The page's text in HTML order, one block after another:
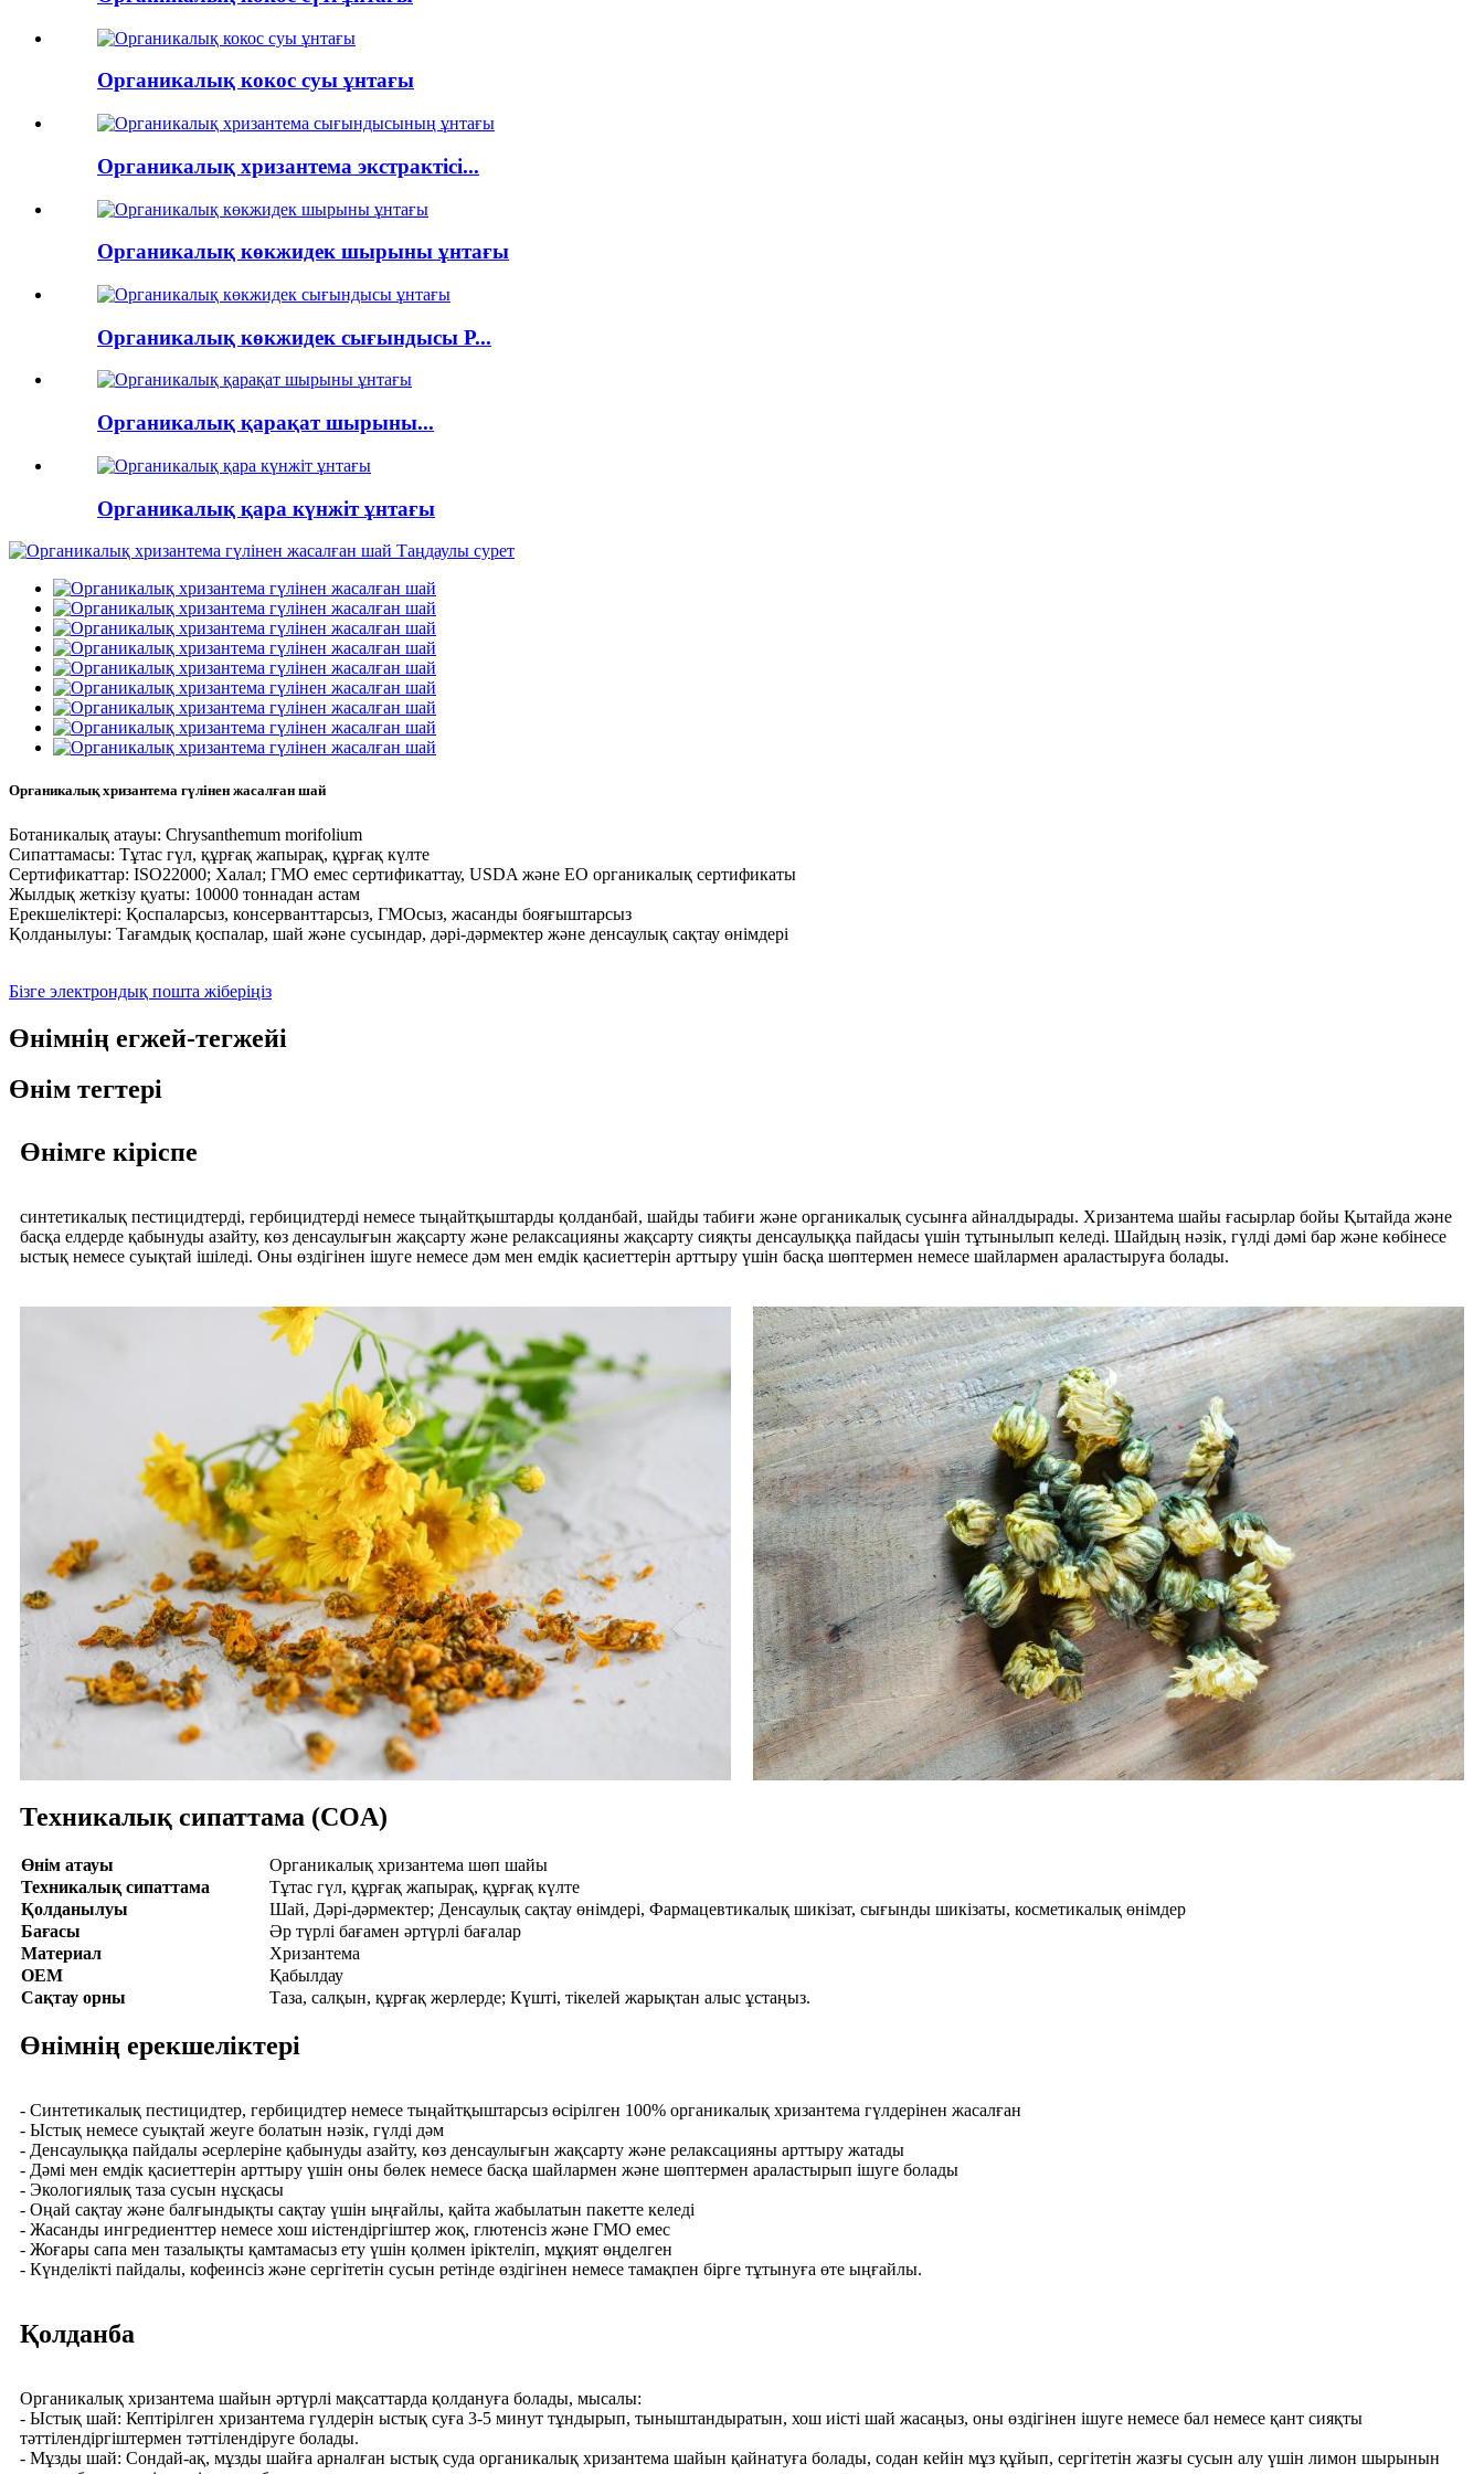
Органикалық кокос суы ұнтағы
Органикалық хризантема экстрактісі...
Органикалық көкжидек шырыны ұнтағы
Органикалық көкжидек сығындысы P...
Органикалық қарақат шырыны...
Органикалық қара күнжіт ұнтағы
Органикалық хризантема гүлінен жасалған шай
Ботаникалық атауы: Chrysanthemum morifolium
Сипаттамасы: Тұтас гүл, құрғақ жапырақ, құрғақ күлте
Сертификаттар: ISO22000; Халал; ГМО емес сертификаттау, USDA және EO органикалық сертификаты
Жылдық жеткізу қуаты: 10000 тоннадан астам
Ерекшеліктері: Қоспаларсыз, консерванттарсыз, ГМОсыз, жасанды бояғыштарсыз
Қолданылуы: Тағамдық қоспалар, шай және сусындар, дәрі-дәрмектер және денсаулық сақтау өнімдері
Бізге электрондық пошта жіберіңіз
Өнімнің егжей-тегжейі
Өнім тегтері
Өнімге кіріспе
синтетикалық пестицидтерді, гербицидтерді немесе тыңайтқыштарды қолданбай, шайды табиғи және органикалық сусынға айналдырады. Хризантема шайы ғасырлар бойы Қытайда және
басқа елдерде қабынуды азайту, көз денсаулығын жақсарту және релаксацияны жақсарту сияқты денсаулыққа пайдасы үшін тұтынылып келеді. Шайдың нәзік, гүлді дәмі бар және көбінесе
ыстық немесе суықтай ішіледі. Оны өздігінен ішуге немесе дәм мен емдік қасиеттерін арттыру үшін басқа шөптермен немесе шайлармен араластыруға болады.
Техникалық сипаттама (COA)
Өнім атауы
Органикалық хризантема шөп шайы
Техникалық сипаттама
Тұтас гүл, құрғақ жапырақ, құрғақ күлте
Қолданылуы
Шай, Дәрі-дәрмектер; Денсаулық сақтау өнімдері, Фармацевтикалық шикізат, сығынды шикізаты, косметикалық өнімдер
Бағасы
Әр түрлі бағамен әртүрлі бағалар
Материал
Хризантема
OEM
Қабылдау
Сақтау орны
Таза, салқын, құрғақ жерлерде; Күшті, тікелей жарықтан алыс ұстаңыз.
Өнімнің ерекшеліктері
- Синтетикалық пестицидтер, гербицидтер немесе тыңайтқыштарсыз өсірілген 100% органикалық хризантема гүлдерінен жасалған
- Ыстық немесе суықтай жеуге болатын нәзік, гүлді дәм
- Денсаулыққа пайдалы әсерлеріне қабынуды азайту, көз денсаулығын жақсарту және релаксацияны арттыру жатады
- Дәмі мен емдік қасиеттерін арттыру үшін оны бөлек немесе басқа шайлармен және шөптермен араластырып ішуге болады
- Экологиялық таза сусын нұсқасы
- Оңай сақтау және балғындықты сақтау үшін ыңғайлы, қайта жабылатын пакетте келеді
- Жасанды ингредиенттер немесе хош иістендіргіштер жоқ, глютенсіз және ГМО емес
- Жоғары сапа мен тазалықты қамтамасыз ету үшін қолмен іріктеліп, мұқият өңделген
- Күнделікті пайдалы, кофеинсіз және сергітетін сусын ретінде өздігінен немесе тамақпен бірге тұтынуға өте ыңғайлы.
Қолданба
Органикалық хризантема шайын әртүрлі мақсаттарда қолдануға болады, мысалы:
- Ыстық шай: Кептірілген хризантема гүлдерін ыстық суға 3-5 минут тұндырып, тыныштандыратын, хош иісті шай жасаңыз, оны өздігінен ішуге немесе бал немесе қант сияқты
тәттілендіргіштермен тәттілендіруге болады.
- Мұзды шай: Сондай-ақ, мұзды шайға арналған ыстық суда органикалық хризантема шайын қайнатуға болады, содан кейін мұз құйып, сергітетін жазғы сусын алу үшін лимон шырынын